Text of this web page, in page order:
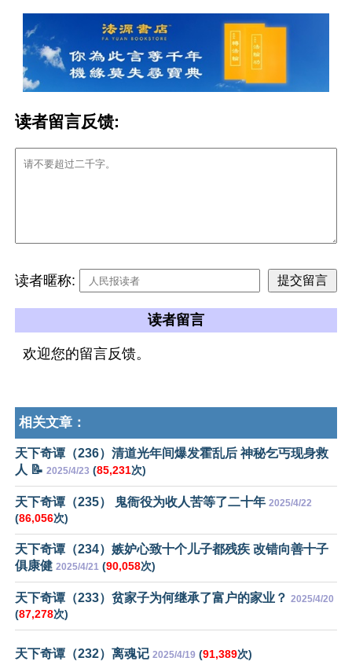
读者留言反馈:
读者暱称:
读者留言
欢迎您的留言反馈。
相关文章：
天下奇谭（236）清道光年间爆发霍乱后 神秘乞丐现身救
人 📝 2025/4/23 (85,231次)
天下奇谭（235） 鬼衙役为收人苦等了二十年 2025/4/22
(86,056次)
天下奇谭（234）嫉妒心致十个儿子都残疾 改错向善十子
俱康健 2025/4/21 (90,058次)
天下奇谭（233）贫家子为何继承了富户的家业？ 2025/4/20
(87,278次)
天下奇谭（232）离魂记 2025/4/19 (91,389次)